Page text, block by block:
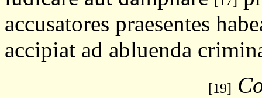
accusatores praesentes
accipiat ad abluenda
[19]